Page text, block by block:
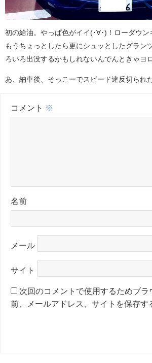
初の給油。やっぱ色がイイ(･∀･)！ローダウン
もうちょっとしたら更にシュッとしたグラン
ろいろ出没するかもしれないんでんときゃヨ
あ、納車後、そっこーでスピード違反切られ
コメント ※
名前
メール
サイト
次回のコメントで使用するためブラ
前、メールアドレス、サイトを保存す